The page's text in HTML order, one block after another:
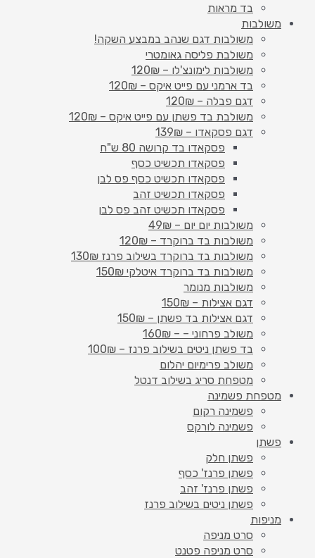
בד מראות
משולבות
משולבות דגם שנהב במבצע השקה!
משולבת פליסה גאומטרי
משולבות לימונצ'לו – 120₪
בד ארמני עם פייט איקס – 120₪
דגם פבלה – 120₪
משולבת בד פשתן עם פייט איקס – 120₪
דגם פסקאדו – 139₪
פסקאדו בד קרושה 80 ש"ח
פסקאדו תכשיט כסף
פסקאדו תכשיט כסף פס לבן
פסקאדו תכשיט זהב
פסקאדו תכשיט זהב פס לבן
משולבות יום יום – 49₪
משולבות בד ברוקרד – 120₪
משולבות בד ברוקרד בשילוב פרנז 130₪
משולבות בד ברוקרד איטלקי 150₪
משולבות מנומר
דגם אצילות – 150₪
דגם אצילות בד פשתן – 150₪
משולב פרחוני – – 160₪
בד פשתן ניטים בשילוב פרנז – 100₪
משולב פרימיום יהלום
מטפחת סריג בשילוב דנטל
מטפחת פשמינה
פשמינה רקום
פשמינה לורקס
פשתן
פשתן חלק
פשתן פרנז' כסף
פשתן פרנז' זהב
פשתן ניטים בשילוב פרנז
מניפות
סרט מניפה
סרט מניפה פטנט